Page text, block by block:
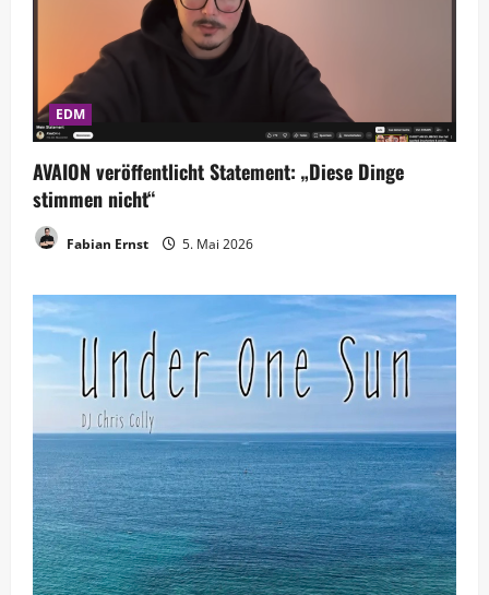
EDM
AVAION veröffentlicht Statement: „Diese Dinge
stimmen nicht“
Fabian Ernst 5. Mai 2026